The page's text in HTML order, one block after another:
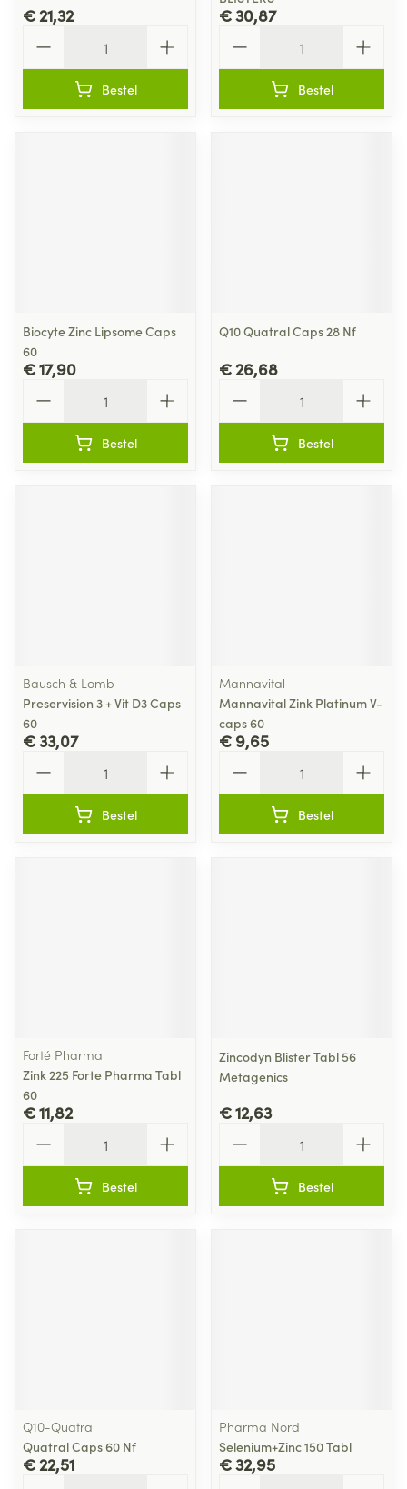
€ 21,32
Bestel
€ 30,87
Bestel
Biocyte Zinc Lipsome Caps
60
€ 17,90
Bestel
Q10 Quatral Caps 28 Nf
€ 26,68
Bestel
Bausch & Lomb
Preservision 3 + Vit D3 Caps
60
€ 33,07
Bestel
Mannavital
Mannavital Zink Platinum V-
caps 60
€ 9,65
Bestel
Forté Pharma
Zink 225 Forte Pharma Tabl
60
€ 11,82
Bestel
Zincodyn Blister Tabl 56
Metagenics
€ 12,63
Bestel
Q10-Quatral
Quatral Caps 60 Nf
€ 22,51
Pharma Nord
Selenium+Zinc 150 Tabl
€ 32,95